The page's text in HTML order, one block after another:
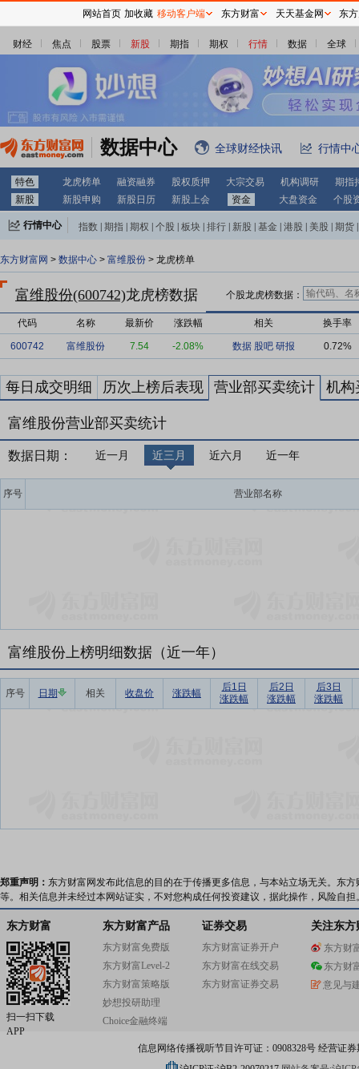
财经 焦点 股票 新股 期指 期权 行情 数据 全球
数据中心 全球财经快讯 行情中
特色 龙虎榜单 融资融券 股权质押 大宗交易 机构调研
期指
新股
新股申购 新股日历 新股上会 资金 大盘资金 个股
行情中心 指数 期指 期权 个股 板块 排行 新股 基金 港股 美股 期货
东方财富网 > 数据中心 > 富维股份 > 龙虎榜单
富维股份(600742)龙虎榜数据 个股龙虎榜数据：
代码 名称 最新价 涨跌幅 相关 换手率
600742 富维股份 7.54 -2.08% 数据 股吧 研报 0.72%
每日成交明细 历次上榜后表现 营业部买卖统计 机构
富维股份营业部买卖统计
数据日期： 近一月 近三月 近六月 近一年
序号 营业部名称
富维股份上榜明细数据（近一年）
序号 日期 相关 收盘价 涨跌幅
后1日
涨跌幅
后2日
涨跌幅
后3日
涨跌幅
郑重声明： 东方财富网发布此信息的目的在于传播更多信息，与本站立场无关。东
等。相关信息并未经过本网站证实，不对您构成任何投资建议，据此操作，风险自担
网站首页 加收藏 移动客户端 东方财富 天天基金网 东